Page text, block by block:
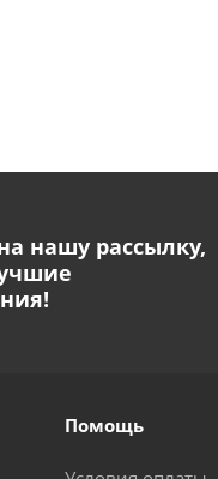
нашу рассылку,
Помощь